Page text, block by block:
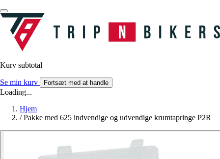
Kurv subtotal
Se min kurv Fortsæt med at handle
Loading...
Hjem
/ Pakke med 625 indvendige og udvendige krumtapringe P2R